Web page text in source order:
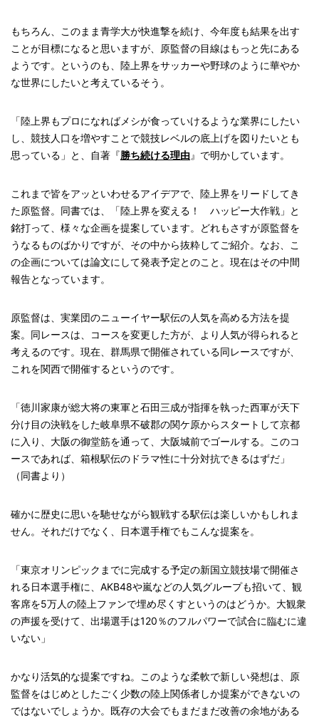
もちろん、このまま青学大が快進撃を続け、今年度も結果を出す
ことが目標になると思いますが、原監督の目線はもっと先にある
ようです。というのも、陸上界をサッカーや野球のように華やか
な世界にしたいと考えているそう。
「陸上界もプロになればメシが食っていけるような業界にしたい
し、競技人口を増やすことで競技レベルの底上げを図りたいとも
思っている」と、自著『勝ち続ける理由』で明かしています。
これまで皆をアッといわせるアイデアで、陸上界をリードしてき
た原監督。同書では、「陸上界を変える！ ハッピー大作戦」と
銘打って、様々な企画を提案しています。どれもさすが原監督を
うなるものばかりですが、その中から抜粋してご紹介。なお、こ
の企画については論文にして発表予定とのこと。現在はその中間
報告となっています。
原監督は、実業団のニューイヤー駅伝の人気を高める方法を提
案。同レースは、コースを変更した方が、より人気が得られると
考えるのです。現在、群馬県で開催されている同レースですが、
これを関西で開催するというのです。
「徳川家康が総大将の東軍と石田三成が指揮を執った西軍が天下
分け目の決戦をした岐阜県不破郡の関ケ原からスタートして京都
に入り、大阪の御堂筋を通って、大阪城前でゴールする。このコ
ースであれば、箱根駅伝のドラマ性に十分対抗できるはずだ」
（同書より）
確かに歴史に思いを馳せながら観戦する駅伝は楽しいかもしれま
せん。それだけでなく、日本選手権でもこんな提案を。
「東京オリンピックまでに完成する予定の新国立競技場で開催さ
れる日本選手権に、AKB48や嵐などの人気グループも招いて、観
客席を5万人の陸上ファンで埋め尽くすというのはどうか。大観衆
の声援を受けて、出場選手は120％のフルパワーで試合に臨むに違
いない」
かなり活気的な提案ですね。このような柔軟で新しい発想は、原
監督をはじめとしたごく少数の陸上関係者しか提案ができないの
ではないでしょうか。既存の大会でもまだまだ改善の余地がある